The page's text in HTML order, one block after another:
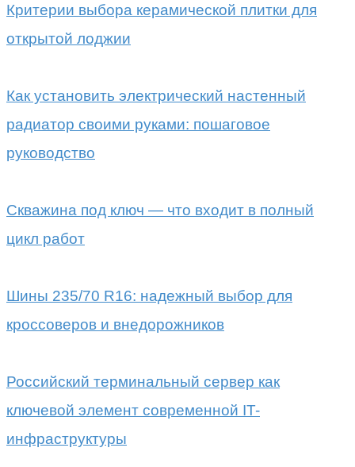
Критерии выбора керамической плитки для
открытой лоджии
Как установить электрический настенный
радиатор своими руками: пошаговое
руководство
Скважина под ключ — что входит в полный
цикл работ
Шины 235/70 R16: надежный выбор для
кроссоверов и внедорожников
Российский терминальный сервер как
ключевой элемент современной IT-
инфраструктуры